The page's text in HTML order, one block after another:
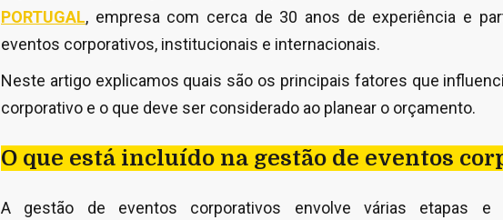
PORTUGAL, empresa com cerca de 30 anos de experiência e
eventos corporativos, institucionais e internacionais.
Neste artigo explicamos quais são os principais fatores que
corporativo e o que deve ser considerado ao planear o orçamento.
O que está incluído na gestão de eventos
A gestão de eventos corporativos envolve várias etapas e